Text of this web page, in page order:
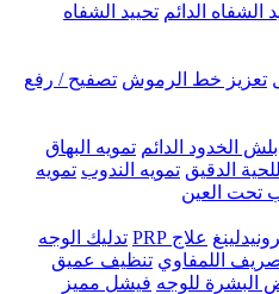
الشفاه الدائم تحييد الشفاه
تعزيز خط الرموش تصفيح / رفع
بلش الخدود الدائم تمويه البهاق
الدقيق تمويه الندوب تمويه
تحت العين
علاج PRP
تدليك الوجه
اللمفاوي تنظيف عميق
البشرة للوجه فيشل مميز